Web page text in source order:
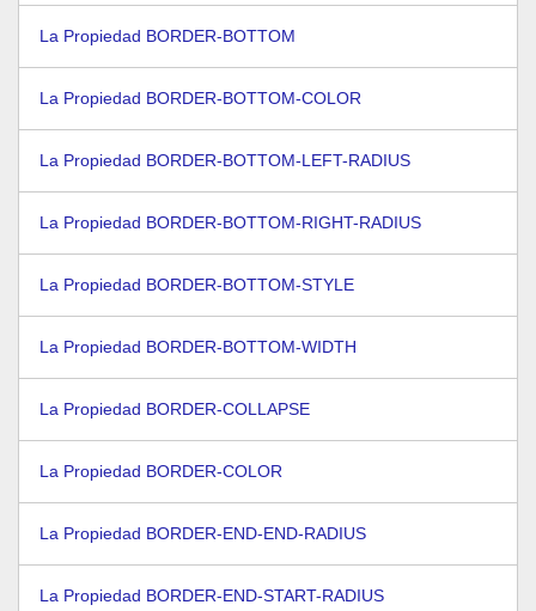
La Propiedad BORDER-BOTTOM
La Propiedad BORDER-BOTTOM-COLOR
La Propiedad BORDER-BOTTOM-LEFT-RADIUS
La Propiedad BORDER-BOTTOM-RIGHT-RADIUS
La Propiedad BORDER-BOTTOM-STYLE
La Propiedad BORDER-BOTTOM-WIDTH
La Propiedad BORDER-COLLAPSE
La Propiedad BORDER-COLOR
La Propiedad BORDER-END-END-RADIUS
La Propiedad BORDER-END-START-RADIUS